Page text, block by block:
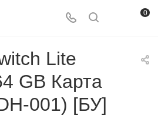
0
Lite
GB Карта
001) [БУ]